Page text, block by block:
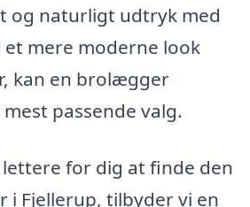
og naturligt udtryk med
mere moderne look
kan en brolægger
passende valg.
for dig at finde den
Fjellerup, tilbyder vi en